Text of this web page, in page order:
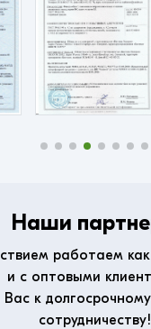
Наши
работаем
и с оптовыми
к
сотрудничеству!